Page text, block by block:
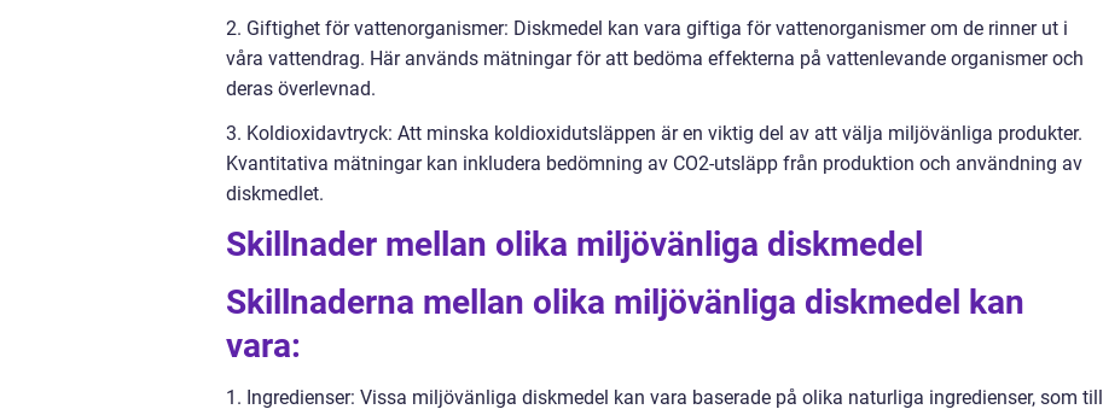
2. Giftighet för vattenorganismer: Diskmedel kan vara giftiga för vattenorganismer om de rinner ut i
våra vattendrag. Här används mätningar för att bedöma effekterna på vattenlevande organismer och
deras överlevnad.
3. Koldioxidavtryck: Att minska koldioxidutsläppen är en viktig del av att välja miljövänliga produkter.
Kvantitativa mätningar kan inkludera bedömning av CO2-utsläpp från produktion och användning av
diskmedlet.
Skillnader mellan olika miljövänliga diskmedel
Skillnaderna mellan olika miljövänliga diskmedel kan
vara:
1. Ingredienser: Vissa miljövänliga diskmedel kan vara baserade på olika naturliga ingredienser, som till